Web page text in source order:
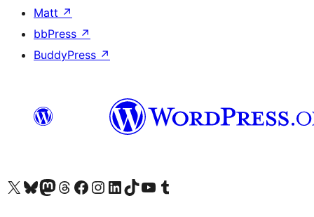
Matt ↗
bbPress ↗
BuddyPress ↗
X (旧 Twitter) アカウントへBluesky アカウントへMastodon アカウントへThreads アカウントへ Facebook ページへInstagram アカウントへ LinkedIn アカウントへTikTok アカウントへYouTube チャンネルへ Tumblr アカウントへ